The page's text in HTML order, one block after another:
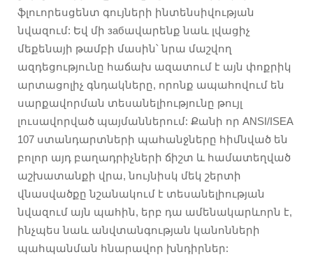
ֆլուորեսցենտ գույների ինտենսիվության
նվազում: Եվ մի забավարենք նաև լվացիչ
մեքենայի թամբի մասին՝ նրա մաշվող
ազդեցությունը հաճախ ազատում է այն փոքրիկ
արտացոլիչ գնդակները, որոնք ապահովում են
սարքավորման տեսանելիությունը թույլ
լուսավորված պայմաններում: Քանի որ ANSI/ISEA
107 ստանդարտների պահանջները հիմնված են
բոլոր այդ բաղադրիչների ճիշտ և համատեղված
աշխատանքի վրա, նույնիսկ մեկ շերտի
վնասվածքը նշանակում է տեսանելիության
նվազում այն պահին, երբ դա ամենակարևորն է,
ինչպես նաև անվտանգության կանոնների
պահպանման հնարավոր խնդիրներ: